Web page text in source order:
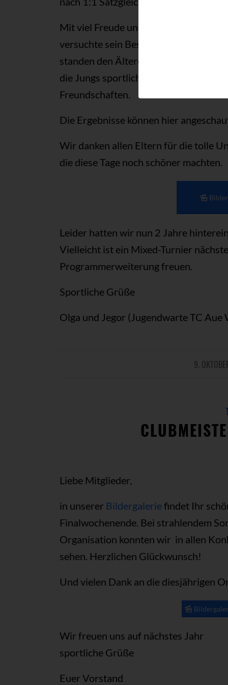
Mit viel Freude und Begeisterung
versuchte sein Bestes für sich und
standen den Älteren im Nichts nach.
die Jungs sportliche Erfahrungen
Freundschaften.
Die Ergebnisse können hier
Wir danken allen Eltern für die tolle
die diese Tage noch schöner machten.
Leider hatten wir nun 2 Jahre
Vielleicht ist ein Mixed-Turnier
Programmerweiterung freuen.
Sportliche Grüße
Olga und Jegor (Jugendwarte TC Aue
9. /
Liebe Mitglieder,
in unserer Bildergaleriefindet Ihr
Finalwochenende. Bei strahlendem
Organisation konnten wir in allen
sehen. Herzlichen Glückwunsch!
Und vielen Dank an die diesjährigen
Wir freuen uns auf nächstes Jahr
sportliche Grüße
Euer Vorstand